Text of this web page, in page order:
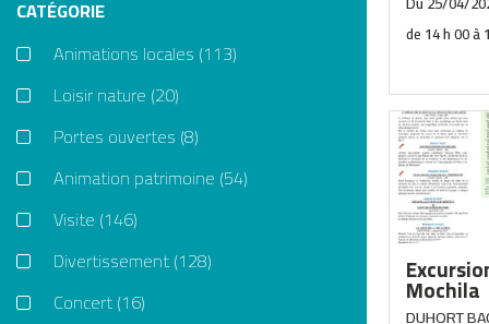
CATÉGORIE
Animations locales (113)
Loisir nature (20)
Portes ouvertes (8)
Animation patrimoine (54)
Visite (146)
Divertissement(128)
Concert(16)
À
de la
2026-
Faïence
table a
recevoir
Manger à
Mochila
DUHORT